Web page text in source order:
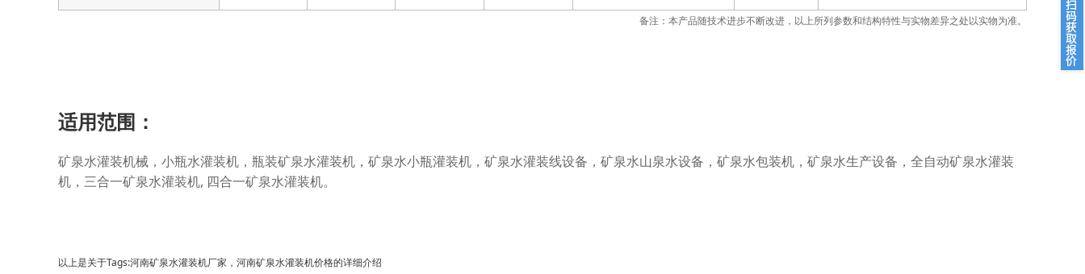
备注：本产品随技术进步不断改进，以上所列参数和结构特性与实物差异之处以实物为准。
适用范围：
矿泉水灌装机械，小瓶水灌装机，瓶装矿泉水灌装机，矿泉水小瓶灌装机，矿泉水灌装线设备，矿泉水山泉水设备，矿泉水包装机，矿泉水生产设备，全自动矿泉水灌装
机，三合一矿泉水灌装机, 四合一矿泉水灌装机。
以上是关于Tags:河南矿泉水灌装机厂家，河南矿泉水灌装机价格的详细介绍